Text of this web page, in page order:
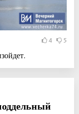
4 5